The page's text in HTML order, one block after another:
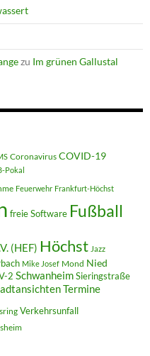
zu Im grünen Gallustal
Coronavirus COVID-19
Pokal
Feuerwehr Frankfurt-Höchst
freie Software Fußball
(HEF) Höchst Jazz
Mike Josef Mond Nied
2 SchwanheimSieringstraße
Termine
Verkehrsunfall